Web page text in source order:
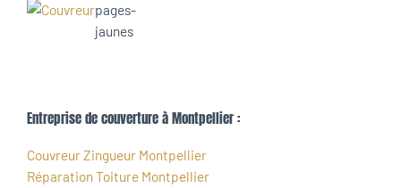
Entreprise de couverture à Montpellier :
Couvreur Zingueur Montpellier
Réparation Toiture Montpellier